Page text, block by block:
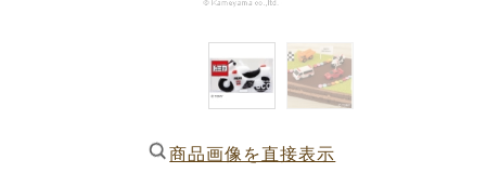
商品画像を直接表示